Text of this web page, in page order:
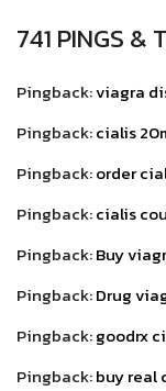
741 PINGS &
Pingback:viagra
Pingback:cialis
Pingback:order
Pingback:cialis
Pingback:Buy
Pingback:Drug
Pingback:goodrx
Pingback:buy real